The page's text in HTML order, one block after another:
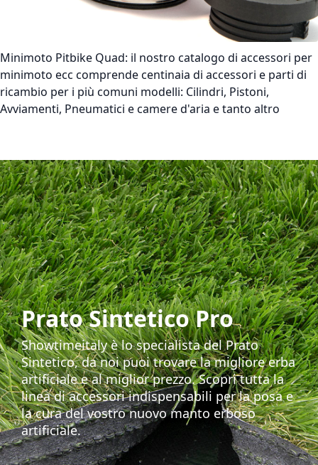
Minimoto Pitbike Quad: il nostro catalogo di accessori per
minimoto ecc comprende centinaia di accessori e parti di
ricambio per i più comuni modelli: Cilindri, Pistoni,
Avviamenti, Pneumatici e camere d'aria e tanto altro
Prato Sintetico Pro
Showtimeitaly è lo specialista del Prato
Sintetico, da noi puoi trovare la migliore erba
artificiale e al miglior prezzo. Scopri tutta la
linea di accessori indispensabili per la posa e
la cura del vostro nuovo manto erboso
artificiale.